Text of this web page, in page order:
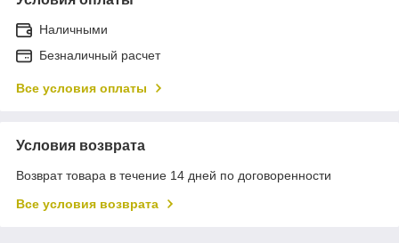
Наличными
Безналичный расчет
Все условия оплаты
Условия возврата
Возврат товара в течение 14 дней по договоренности
Все условия возврата